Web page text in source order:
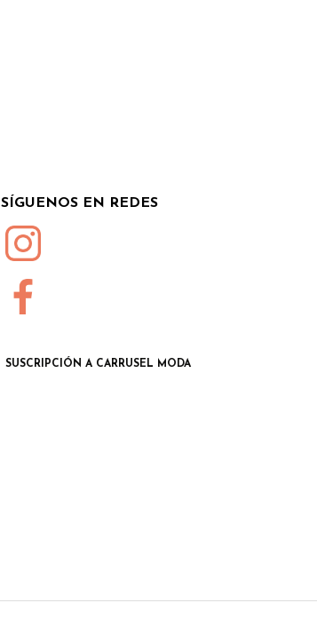
SÍGUENOS EN REDES
SUSCRIPCIÓN A CARRUSEL MODA